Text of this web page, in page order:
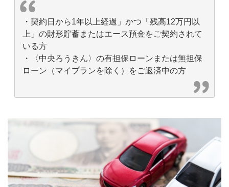
・契約日から1年以上経過」かつ「残高12万円以
上」の財形貯蓄またはエース預金をご契約されて
いる方
・〈中央ろうきん〉の有担保ローンまたは無担保
ローン（マイプランを除く）をご返済中の方